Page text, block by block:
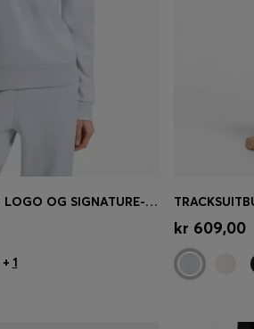
HÆTTETRØJE MED LOGO OG SIGNATURE-STRIPE-SNØRER
+ 1
kr 609,00